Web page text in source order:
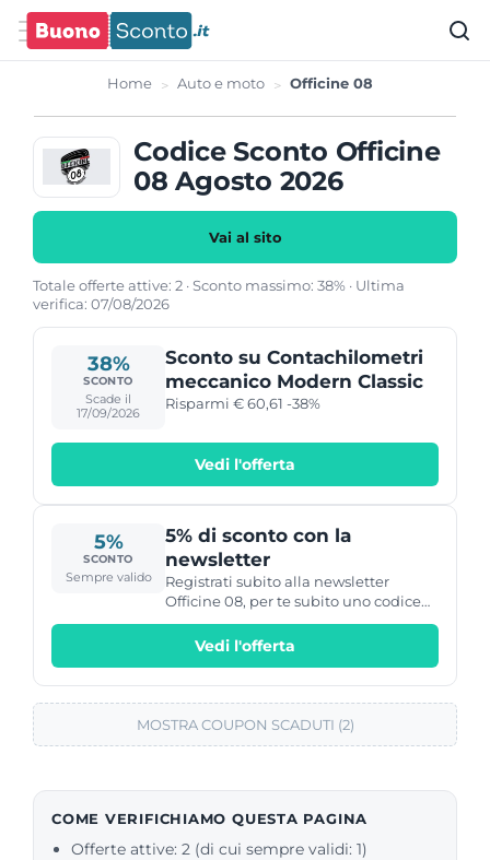
Home Auto e moto Officine 08
Codice Sconto Officine
08 Agosto 2026
Vai al sito
Totale offerte attive: 2 · Sconto massimo: 38% · Ultima
verifica: 07/08/2026
38%
SCONTO
Scade il
17/09/2026
Sconto su Contachilometri
meccanico Modern Classic
Risparmi € 60,61 -38%
Vedi l'offerta
5%
SCONTO
Sempre valido
5% di sconto con la
newsletter
Registrati subito alla newsletter
Officine 08, per te subito uno codice
sconto del 5% da utilizzare nel tuo
prossimo ordine.
Vedi l'offerta
MOSTRA COUPON SCADUTI (2)
COME VERIFICHIAMO QUESTA PAGINA
Offerte attive: 2 (di cui sempre validi: 1)